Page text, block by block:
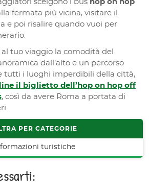
scelgono i bus hop on hop
fermata più vicina, visitare il
e poi risalire quando vuoi per
tuo viaggio la comodità del
dall’alto e un percorso
tutti i luoghi imperdibili della città,
il biglietto dell’hop on hop off
, così da avere Roma a portata di
PER CATEGORIE
turistiche